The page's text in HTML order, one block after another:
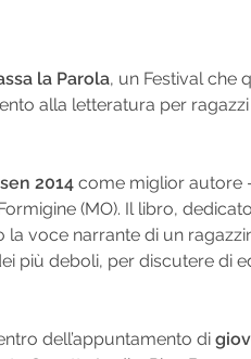
la Parola, un Festival che
alla letteratura per ragazzi
2014 come miglior autore
(MO). Il libro,
la voce narrante di un
più deboli, per discutere di
dell’appuntamento di